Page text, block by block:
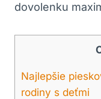
dovolenku
Najlepšie
rodiny s deťmi